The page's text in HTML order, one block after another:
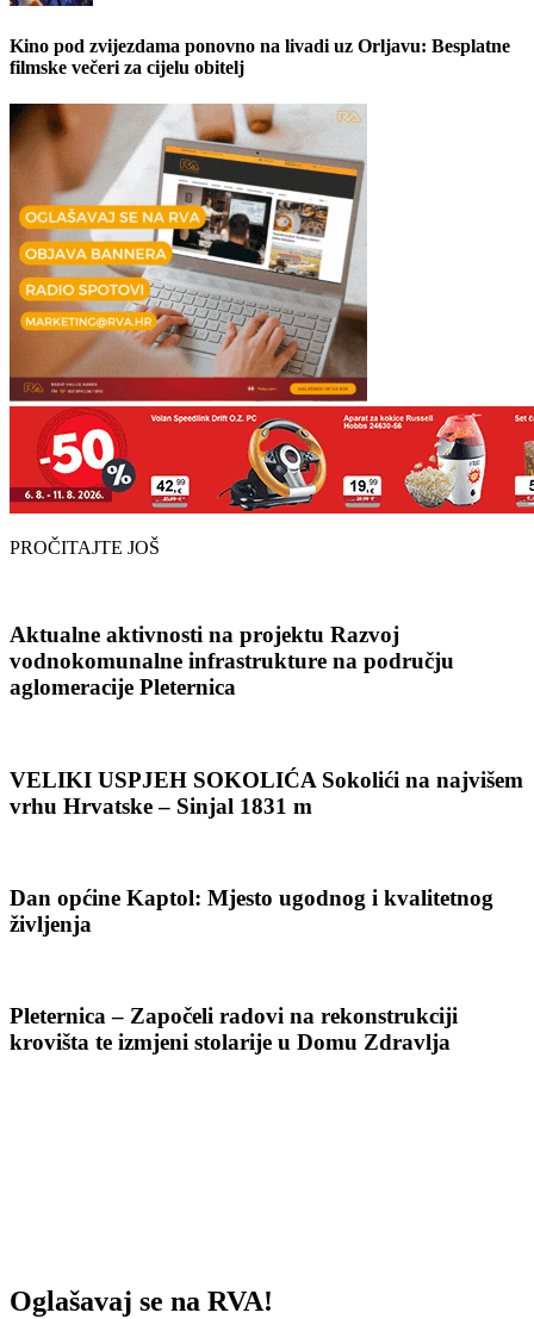
Kino pod zvijezdama ponovno na livadi uz Orljavu: Besplatne
filmske večeri za cijelu obitelj
PROČITAJTE JOŠ
Aktualne aktivnosti na projektu Razvoj
vodnokomunalne infrastrukture na području
aglomeracije Pleternica
VELIKI USPJEH SOKOLIĆA Sokolići na najvišem
vrhu Hrvatske – Sinjal 1831 m
Dan općine Kaptol: Mjesto ugodnog i kvalitetnog
življenja
Pleternica – Započeli radovi na rekonstrukciji
krovišta te izmjeni stolarije u Domu Zdravlja
Oglašavaj se na RVA!